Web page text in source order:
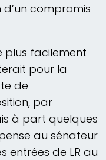
compromis
plus facilement
pour la
de
par
à part quelques
au sénateur
entrées de LR au